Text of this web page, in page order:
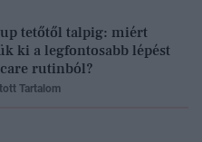
tetőtől talpig: miért
ki a legfontosabb lépést
rutinból?
Tartalom